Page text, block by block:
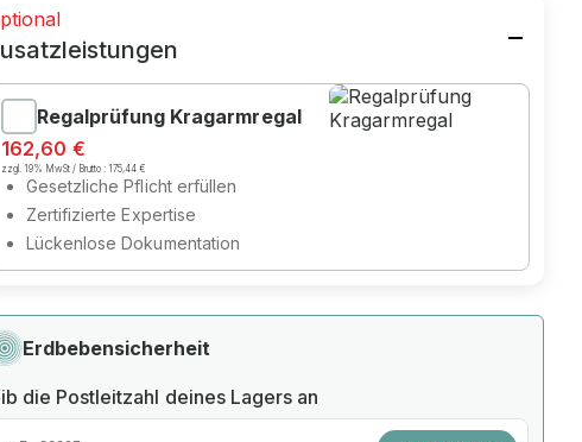
Regalprüfung Kragarmregal
162,60 €
zzgl. 19% MwSt / Brutto :175,44 €
Gesetzliche Pflicht erfüllen
Zertifizierte Expertise
Lückenlose Dokumentation
Erdbebensicherheit
die Postleitzahl deines Lagers an